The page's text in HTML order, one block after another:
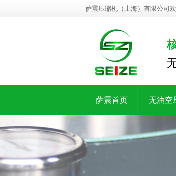
萨震压缩机（上海）有限公司欢
萨震首页 无油空